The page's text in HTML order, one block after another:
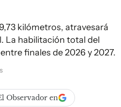
kilómetros, atravesará
La habilitación total del
finales de 2026 y 2027.
Observador en